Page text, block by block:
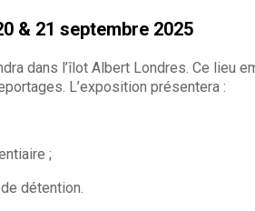
& 21 septembre 2025
dans l’îlot Albert Londres. Ce lieu
L’exposition présentera :
;
détention.